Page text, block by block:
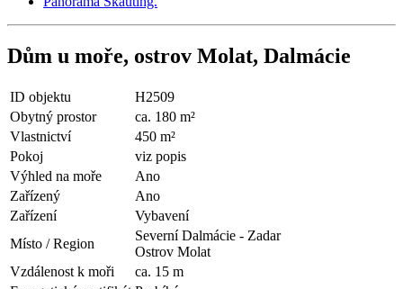
Dům u moře, ostrov Molat, Dalmácie
ID objektu
H2509
Obytný prostor
ca. 180 m²
Vlastnictví
450 m²
Pokoj
viz popis
Výhled na moře
Ano
Zařízený
Ano
Zařízení
Vybavení
Místo / Region
Severní Dalmácie - Zadar
Ostrov Molat
Vzdálenost k moři
ca. 15 m